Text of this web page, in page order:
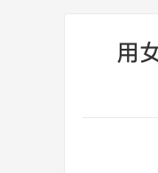
用